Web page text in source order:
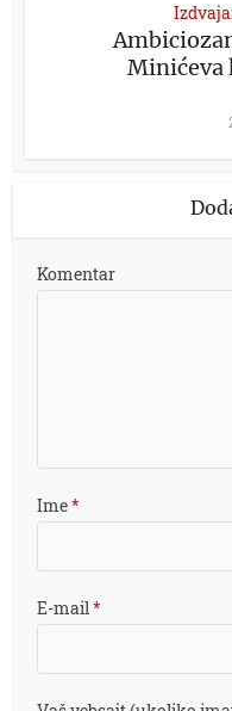
Minićeva
Komentar
Ime*
E-mail*